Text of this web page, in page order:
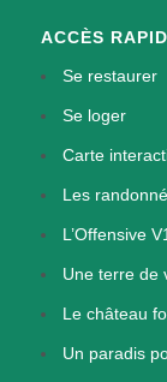
ACCÈS
Se restaurer
Se loger
Carte
Les
L’Offensive
Une terre de
Le château
Un paradis